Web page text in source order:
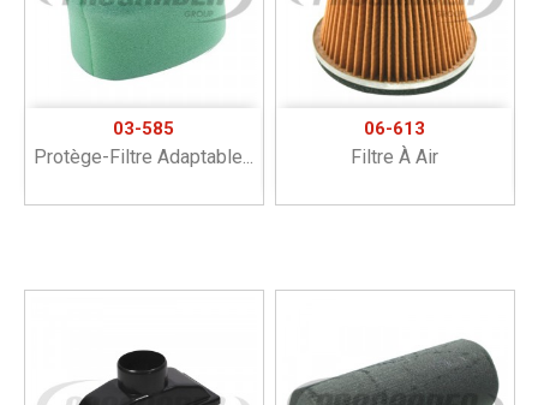
03-585
Protège-Filtre Adaptable...
06-613
Filtre À Air